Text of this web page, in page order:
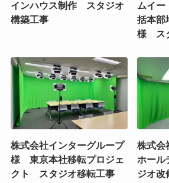
インハウス制作 スタジオ
構築工事
ムイ
括本部
様 ス
株式会社インターグループ
様 東京本社移転プロジェ
クト スタジオ移転工事
株式会
ホー
ジオ改